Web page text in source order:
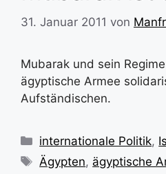
31. Januar 2011 von
Mubarak und sein
ägyptische Armee
Aufständischen.
Kategorien
internationale Politik,
Schlagwörter
Ägypten, ägyptische